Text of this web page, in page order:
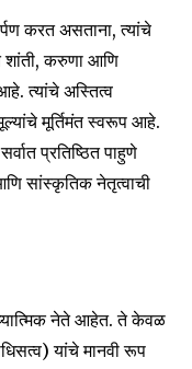
करत असताना, त्यांचे
शांती, करुणा आणि
त्यांचे अस्तित्व
मूल्यांचे मूर्तिमंत स्वरूप आहे.
प्रतिष्ठित पाहुणे
सांस्कृतिक नेतृत्वाची
नेते आहेत. ते केवळ
यांचे मानवी रूप